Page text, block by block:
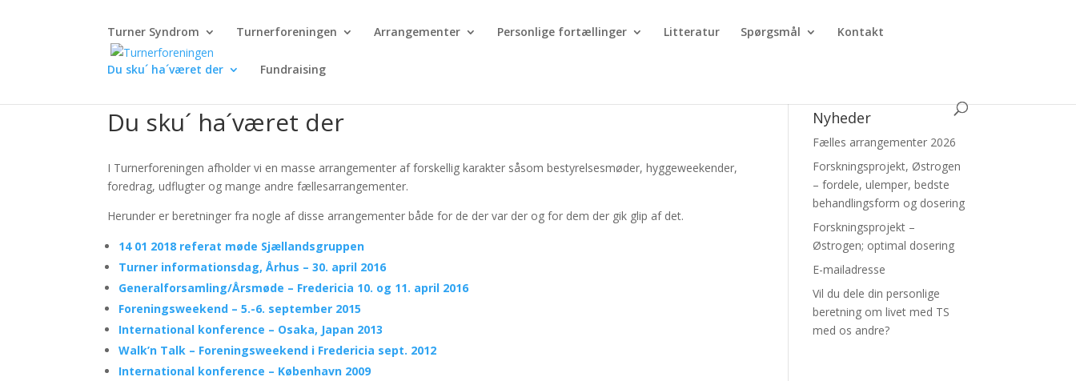
Turner Syndrom Turnerforeningen Arrangementer Personlige fortællinger Litteratur Spørgsmål Kontakt
Du sku´ ha´været der Fundraising
Du sku´ ha´været der
I Turnerforeningen afholder vi en masse arrangementer af forskellig karakter såsom bestyrelsesmøder, hyggeweekender,
foredrag, udflugter og mange andre fællesarrangementer.
Herunder er beretninger fra nogle af disse arrangementer både for de der var der og for dem der gik glip af det.
14 01 2018 referat møde Sjællandsgruppen
Turner informationsdag, Århus – 30. april 2016
Generalforsamling/Årsmøde – Fredericia 10. og 11. april 2016
Foreningsweekend – 5.-6. september 2015
International konference – Osaka, Japan 2013
Walk’n Talk – Foreningsweekend i Fredericia sept. 2012
International konference – København 2009
Nyheder
Fælles arrangementer 2026
Forskningsprojekt, Østrogen
– fordele, ulemper, bedste
behandlingsform og dosering
Forskningsprojekt –
Østrogen; optimal dosering
E-mailadresse
Vil du dele din personlige
beretning om livet med TS
med os andre?